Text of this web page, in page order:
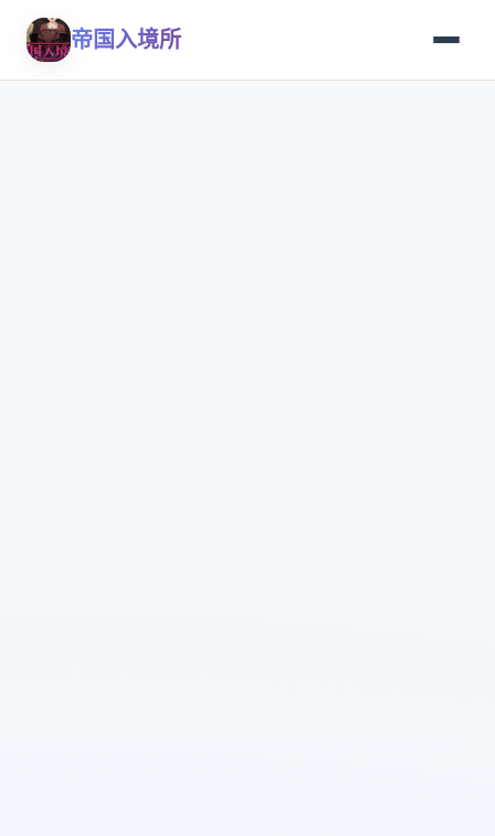
帝国入境所